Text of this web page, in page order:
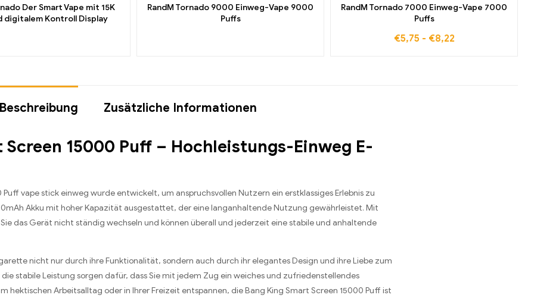
Der Smart Vape mit 15K
digitalem Kontroll Display
RandM Tornado 9000 Einweg-Vape 9000
Puffs
RandM Tornado 7000 Einweg-Vape 7000
Puffs
€5,75 - €8,22
Zusätzliche Informationen
Screen 15000 Puff – Hochleistungs-Einweg E-
Puff vape stick einweg wurde entwickelt, um anspruchsvollen Nutzern ein erstklassiges Erlebnis zu
Akku mit hoher Kapazität ausgestattet, der eine langanhaltende Nutzung gewährleistet. Mit
das Gerät nicht ständig wechseln und können überall und jederzeit eine stabile und anhaltende
nicht nur durch ihre Funktionalität, sondern auch durch ihr elegantes Design und ihre Liebe zum
stabile Leistung sorgen dafür, dass Sie mit jedem Zug ein weiches und zufriedenstellendes
hektischen Arbeitsalltag oder in Ihrer Freizeit entspannen, die Bang King Smart Screen 15000 Puff ist